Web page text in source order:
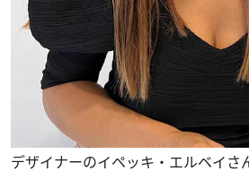
デザイナーのイペッキ・エルベイさ